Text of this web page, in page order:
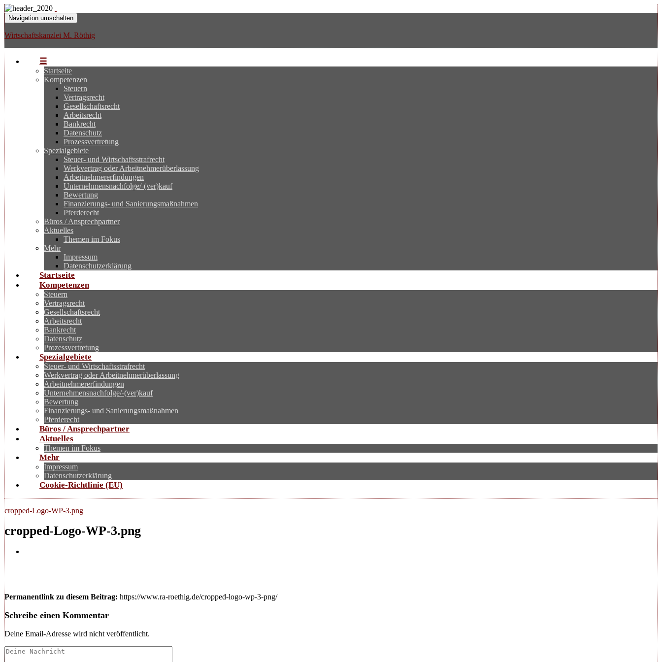
Navigation umschalten
Wirtschaftskanzlei M. Röthig
☰
Startseite
Kompetenzen
Steuern
Vertragsrecht
Gesellschaftsrecht
Arbeitsrecht
Bankrecht
Datenschutz
Prozessvertretung
Spezialgebiete
Steuer- und Wirtschaftsstrafrecht
Werkvertrag oder Arbeitnehmerüberlassung
Arbeitnehmererfindungen
Unternehmensnachfolge/-(ver)kauf
Bewertung
Finanzierungs- und Sanierungsmaßnahmen
Pferderecht
Büros / Ansprechpartner
Aktuelles
Themen im Fokus
Mehr
Impressum
Datenschutzerklärung
Startseite
Kompetenzen
Steuern
Vertragsrecht
Gesellschaftsrecht
Arbeitsrecht
Bankrecht
Datenschutz
Prozessvertretung
Spezialgebiete
Steuer- und Wirtschaftsstrafrecht
Werkvertrag oder Arbeitnehmerüberlassung
Arbeitnehmererfindungen
Unternehmensnachfolge/-(ver)kauf
Bewertung
Finanzierungs- und Sanierungsmaßnahmen
Pferderecht
Büros / Ansprechpartner
Aktuelles
Themen im Fokus
Mehr
Impressum
Datenschutzerklärung
Cookie-Richtlinie (EU)
cropped-Logo-WP-3.png
cropped-Logo-WP-3.png
Permanentlink zu diesem Beitrag: https://www.ra-roethig.de/cropped-logo-wp-3-png/
Schreibe einen Kommentar
Deine Email-Adresse wird nicht veröffentlicht.